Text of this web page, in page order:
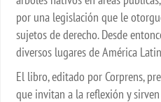
por una legislación que le
sujetos de derecho. Desde
diversos lugares de América
El libro, editado por Corprens,
que invitan a la reflexión y